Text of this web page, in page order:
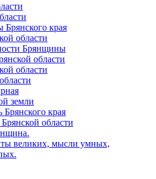
края
области
Брянщины
области
области
земли
края
области
великих, мысли умных,